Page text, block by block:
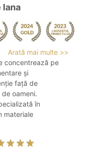
lana
Arată mai multe >>
concentrează pe
și
față de
oameni.
în
materiale